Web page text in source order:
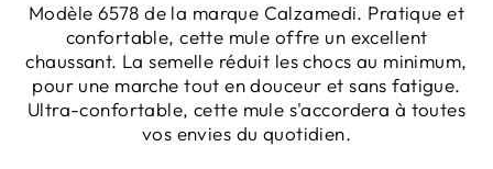
Modèle 6578 de la marque Calzamedi. Pratique et
confortable, cette mule offre un excellent
chaussant. La semelle réduit les chocs au minimum,
pour une marche tout en douceur et sans fatigue.
Ultra-confortable, cette mule s'accordera à toutes
vos envies du quotidien.